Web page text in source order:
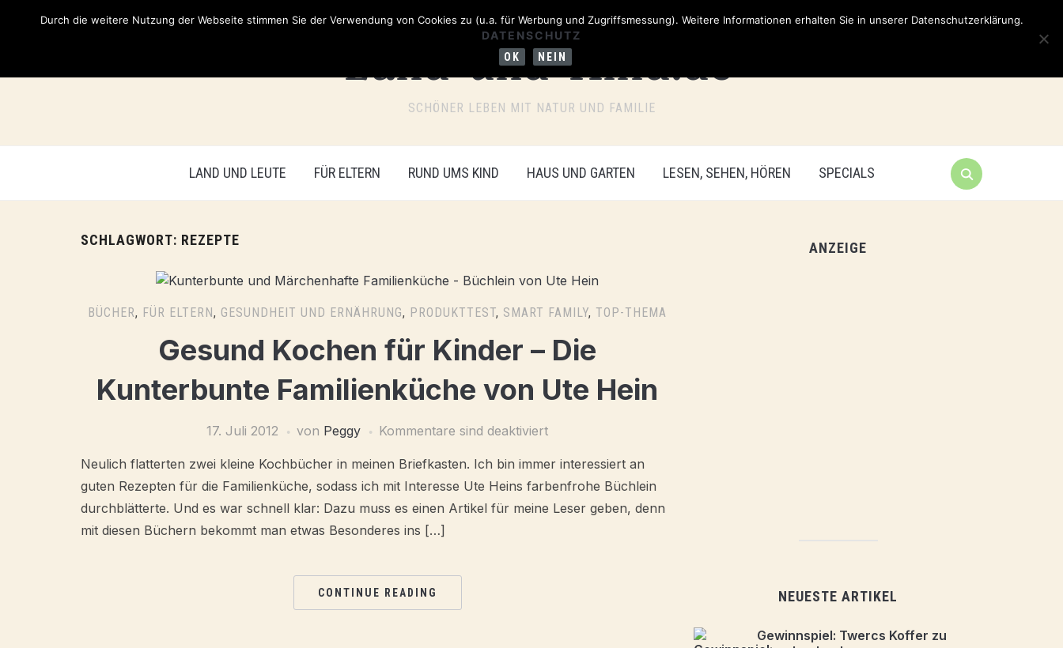
SCHÖNER LEBEN MIT NATUR UND FAMILIE
LAND UND LEUTE FÜR ELTERN RUND UMS KIND HAUS UND GARTEN LESEN, SEHEN, HÖREN SPECIALS
SCHLAGWORT: REZEPTE
BÜCHER, FÜR ELTERN, GESUNDHEIT UND ERNÄHRUNG, PRODUKTTEST, SMART FAMILY, TOP-THEMA
Gesund Kochen für Kinder – Die
Kunterbunte Familienküche von Ute Hein
17. Juli 2012 von Peggy Kommentare sind deaktiviert
Neulich flatterten zwei kleine Kochbücher in meinen Briefkasten. Ich bin immer interessiert an
guten Rezepten für die Familienküche, sodass ich mit Interesse Ute Heins farbenfrohe Büchlein
durchblätterte. Und es war schnell klar: Dazu muss es einen Artikel für meine Leser geben, denn
mit diesen Büchern bekommt man etwas Besonderes ins […]
CONTINUE READING
ANZEIGE
NEUESTE ARTIKEL
Gewinnspiel: Twercs Koffer zu
Durch die weitere Nutzung der Webseite stimmen Sie der Verwendung von Cookies zu (u.a. für Werbung und Zugriffsmessung). Weitere Informationen erhalten Sie in unserer Datenschutzerklärung.
DATENSCHUTZ
OK NEIN